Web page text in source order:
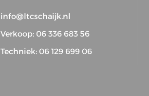
info@ltcschaijk.nl
Verkoop: 06 336 683 56
Techniek: 06 129 699 06